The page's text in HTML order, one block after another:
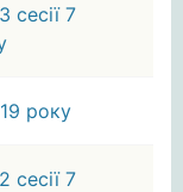
сесії 7
року
сесії 7